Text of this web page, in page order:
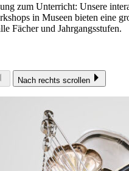
zum Unterricht: Unsere
in Museen bieten eine
Fächer und Jahrgangsstufen.
Nach rechts scrollen